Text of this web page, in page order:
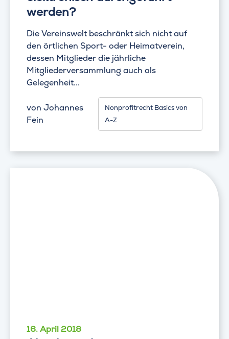
werden?
Die Vereinswelt beschränkt sich nicht auf
den örtlichen Sport- oder Heimatverein,
dessen Mitglieder die jährliche
Mitgliederversammlung auch als
Gelegenheit...
von Johannes
Fein
Nonprofitrecht Basics von
A-Z
16. April 2018